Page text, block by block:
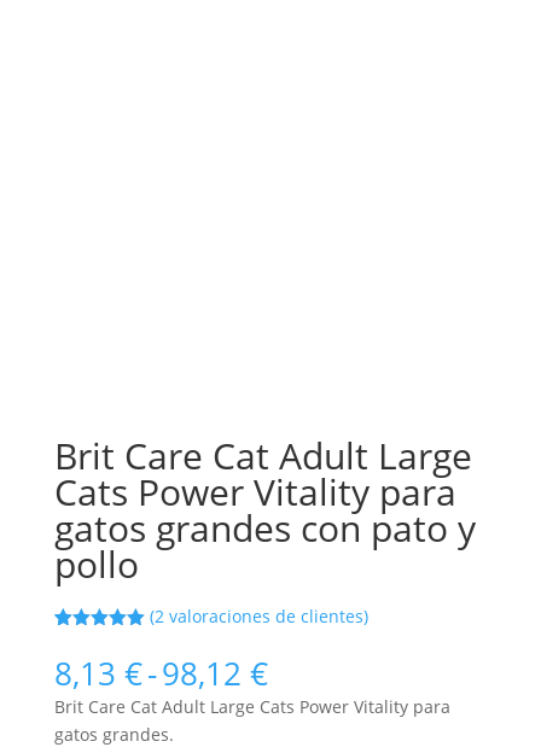
Brit Care Cat Adult Large
Cats Power Vitality para
gatos grandes con pato y
pollo
con 5.00
de
5 en base
valoracione
s de
clientes
(2 valoraciones de clientes)
8,13 €-98,12 €Rango
de
precios:
Brit Care Cat Adult Large Cats Power Vitality para
gatos grandes.